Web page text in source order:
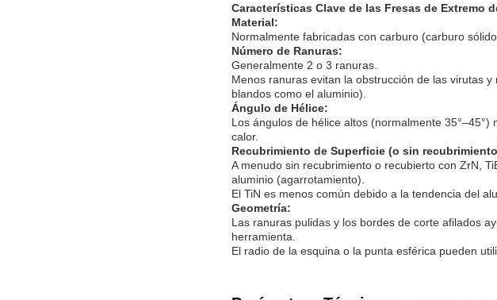
Características Clave de las Fresas de Extremo
Material:
Normalmente fabricadas con carburo (carburo
Número de Ranuras:
Generalmente 2 o 3 ranuras.
Menos ranuras evitan la obstrucción de las virutas
blandos como el aluminio).
Ángulo de Hélice:
Los ángulos de hélice altos (normalmente
calor.
Recubrimiento de Superficie (o sin
A menudo sin recubrimiento o recubierto con ZrN,
aluminio (agarrotamiento).
El TiN es menos común debido a la tendencia del
Geometría:
Las ranuras pulidas y los bordes de corte afilados
herramienta.
El radio de la esquina o la punta esférica pueden